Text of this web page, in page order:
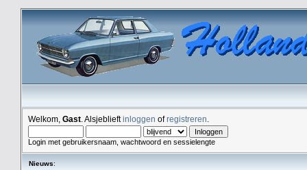
Welkom, Gast . Alsjeblieftinloggen ofregistreren
Login met gebruikersnaam, wachtwoord en sessielengte
Nieuws: